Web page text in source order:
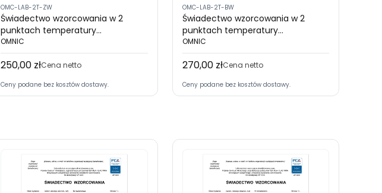
OMC-LAB-2T-ZW
Świadectwo wzorcowania w 2
punktach temperatury
(akredytacja PCA) - Urządzenie z
wyświetlaczem lub czujnik do
niego
OMNIC
Cena
250,00 złCena netto
Ceny podane bez kosztów dostawy.
OMC-LAB-2T-BW
Świadectwo wzorcowania w 2
punktach temperatury
rejestratorów bez wyświetlacza
(akredytacja PCA)
OMNIC
Cena
270,00 złCena netto
Ceny podane bez kosztów dostawy.